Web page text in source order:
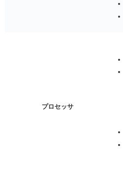
プロセッサ